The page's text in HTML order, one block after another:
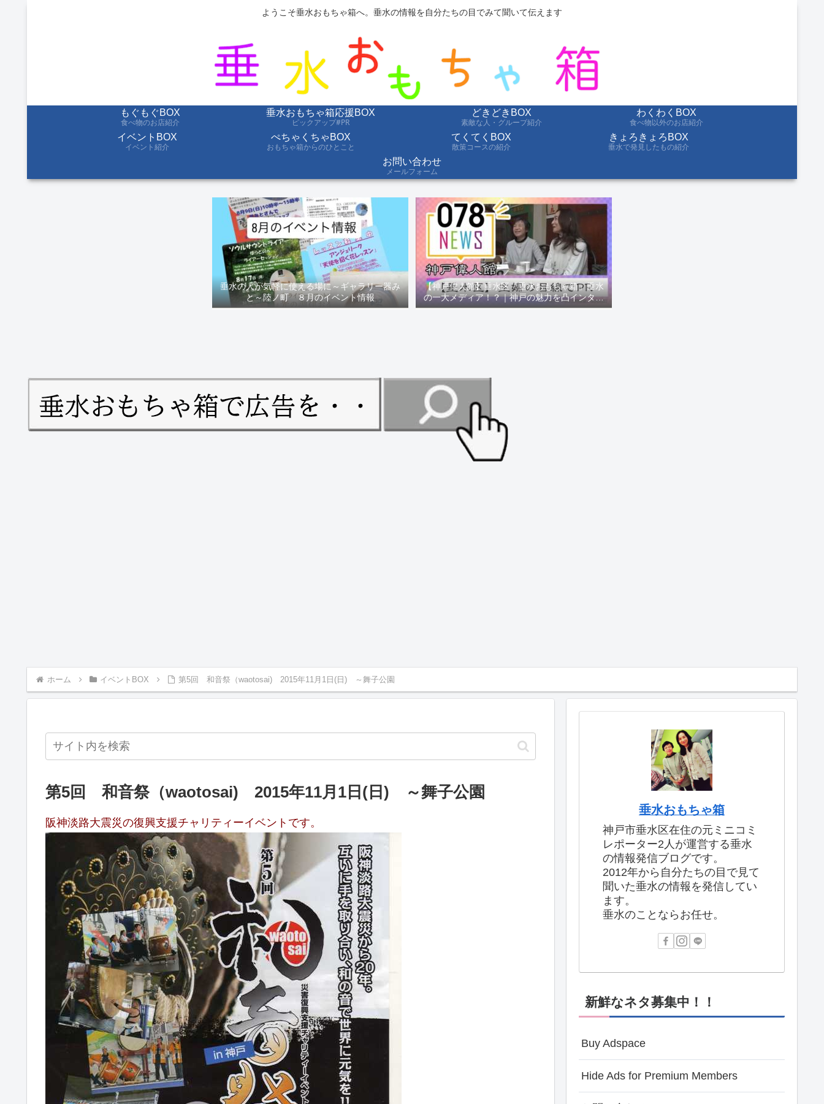
ようこそ垂水おもちゃ箱へ。垂水の情報を自分たちの目でみて聞いて伝えます
もぐもぐBOX
食べ物のお店紹介
垂水おもちゃ箱応援BOX
ピックアップ#PR
どきどきBOX
素敵な人・グループ紹介
わくわくBOX
食べ物以外のお店紹介
イベントBOX
イベント紹介
ぺちゃくちゃBOX
おもちゃ箱からのひとこと
てくてくBOX
散策コースの紹介
きょろきょろBOX
垂水で発見したもの紹介
お問い合わせ
メールフォーム
垂水の人が気軽に使える場に～ギャラリー器み
と～陸ノ町 ８月のイベント情報
【神戸偉人館】垂水区「垂水おもちゃ箱」垂水
の一大メディア！？｜神戸の魅力を凸インタビ
ュー！！【078NEWS( 078ニュース)】
ホーム イベントBOX 第5回 和音祭（waotosai) 2015年11月1日(日) ～舞子公園
第5回 和音祭（waotosai) 2015年11月1日(日) ～舞子公園
阪神淡路大震災の復興支援チャリティーイベントです。
垂水おもちゃ箱
神戸市垂水区在住の元ミニコミ
レポーター2人が運営する垂水
の情報発信ブログです。
2012年から自分たちの目で見て
聞いた垂水の情報を発信してい
ます。
垂水のことならお任せ。
新鮮なネタ募集中！！
Buy Adspace
Hide Ads for Premium Members